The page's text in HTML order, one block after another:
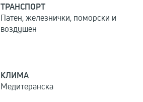
ТРАНСПОРТ
Патен, железнички, поморски и
воздушен
КЛИМА
Медитеранска